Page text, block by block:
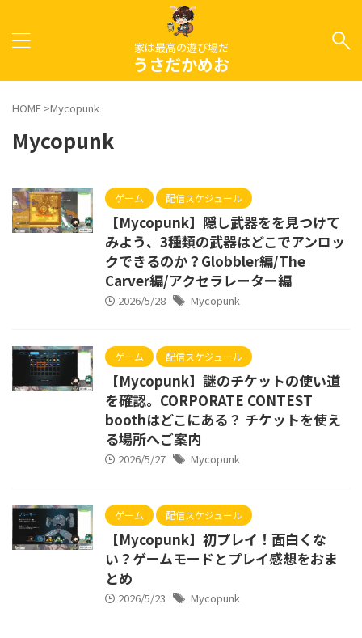
家は最高の遊び場だ
うさだかめお
HOME >Mycopunk
Mycopunk
ゲーム 配信スケジュール
【Mycopunk】隠し武器をを見つけて
みよう、3種類の武器はどこでアンロッ
クできるのか？Globbler編/The
Carver編/アクセラレーター編
2026/5/28 Mycopunk
ゲーム 配信スケジュール
【Mycopunk】謎のチケットの使い道
を確認。CORPORATE CONTEST
boothはどこにある？ チケットを使え
る場所へご案内
2026/5/27 Mycopunk
ゲーム 配信スケジュール
【Mycopunk】初プレイ！面白くな
い？ゲームモードとプレイ感想をおま
とめ
2026/5/23 Mycopunk